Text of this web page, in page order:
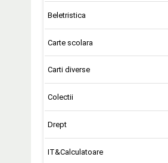
Beletristica
Carte scolara
Carti diverse
Colectii
Drept
IT&Calculatoare